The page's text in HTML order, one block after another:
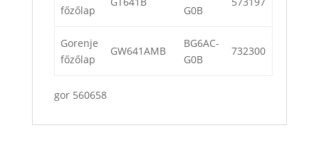
főzőlap
G0B
Gorenje
főzőlap
GW641AMB
BG6AC-
G0B
732300
gor 560658